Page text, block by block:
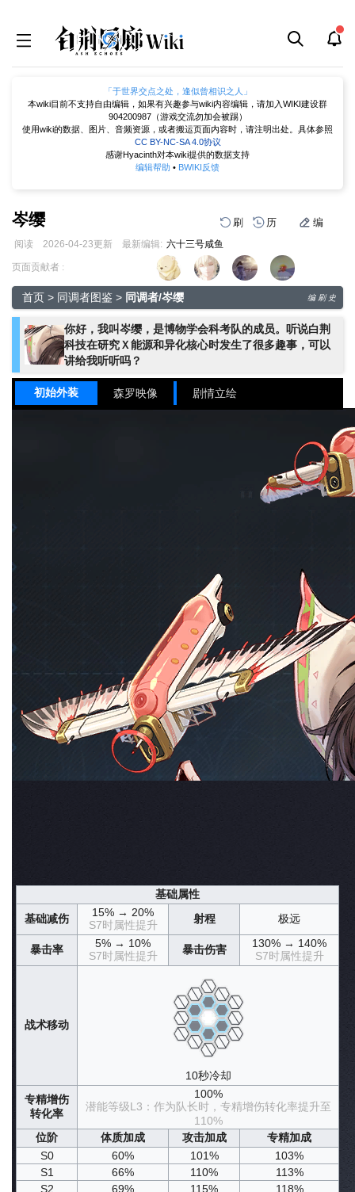
「于世界交点之处，逢似曾相识之人」
本wiki目前不支持自由编辑，如果有兴趣参与wiki内容编辑，请加入WIKI建设群
904200987（游戏交流勿加会被踢）
使用wiki的数据、图片、音频资源，或者搬运页面内容时，请注明出处。具体参照
CC BY-NC-SA 4.0协议
感谢Hyacinth对本wiki提供的数据支持
编辑帮助 • BWIKI反馈
岑缨 刷 历 编
阅读 2026-04-23更新 最新编辑: 六十三号咸鱼
跳
导
航
跳
搜
索
页面贡献者 :
首页 > 同调者图鉴 > 同调者/岑缨 编 刷 史
你好，我叫岑缨，是博物学会科考队的成员。听说白荆
科技在研究Ｘ能源和异化核心时发生了很多趣事，可以
讲给我听听吗？
初始外装 森罗映像 剧情立绘
岑缨
CENYING
Cen Ying
岑纓（シンエイ）
战术家
元素
物理
TAG
输出·召唤·拦截
星级
古剑奇谭三
基础属性
基础减伤
15% → 20%
S7时属性提升
射程 极远
暴击率
5% → 10%
S7时属性提升
暴击伤害
130% → 140%
S7时属性提升
战术移动
10秒冷却
专精增伤
转化率
100%
潜能等级L3：作为队长时，专精增伤转化率提升至
110%
位阶
体质加成 攻击加成
专精加成
S0
60% 101%
103%
S1
66% 110%
113%
S2
69% 115%
118%